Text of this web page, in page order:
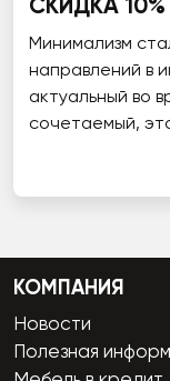
СКИДКА 10%
Минимализм
направлений в
актуальный во
сочетаемый,
КОМПАНИЯ
Новости
Полезная